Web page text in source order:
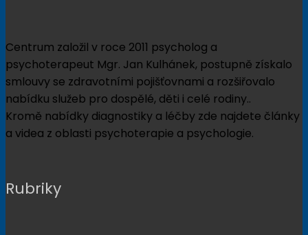
Centrum založil v roce 2011 psycholog a
psychoterapeut Mgr. Jan Kulhánek, postupně získalo
smlouvy se zdravotními pojišťovnami a rozšiřovalo
nabídku služeb pro dospělé, děti i celé rodiny..
Kromě nabídky diagnostiky a léčby zde najdete články
a videa z oblasti psychoterapie a psychologie.
Rubriky